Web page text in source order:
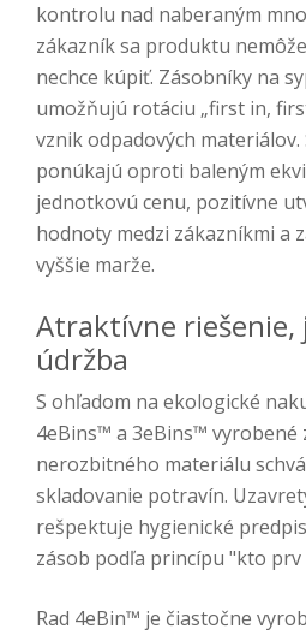
kontrolu nad naberaným
zákazník sa produktu
nechce kúpiť. Zásobníky na
umožňujú rotáciu „first in,
vznik odpadových
ponúkajú oproti baleným
jednotkovú cenu, pozitívne
hodnoty medzi zákazníkmi a
vyššie marže.
Atraktívne riešenie,
údržba
S ohľadom na ekologické
4eBins™ a 3eBins™ vyrobené
nerozbitného materiálu
skladovanie potravín.
rešpektuje hygienické
zásob podľa princípu "kto
Rad 4eBin™ je čiastočne